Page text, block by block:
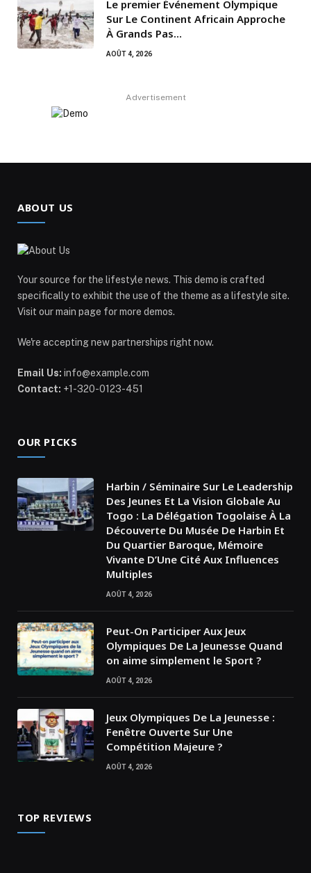
Le premier Événement Olympique
Sur Le Continent Africain Approche
À Grands Pas…
AOÛT 4, 2026
Advertisement
ABOUT US
Your source for the lifestyle news. This demo is crafted
specifically to exhibit the use of the theme as a lifestyle site.
Visit our main page for more demos.
We're accepting new partnerships right now.
Email Us: info@example.com
Contact: +1-320-0123-451
OUR PICKS
Harbin / Séminaire Sur Le Leadership
Des Jeunes Et La Vision Globale Au
Togo : La Délégation Togolaise À La
Découverte Du Musée De Harbin Et
Du Quartier Baroque, Mémoire
Vivante D’Une Cité Aux Influences
Multiples
AOÛT 4, 2026
Peut-On Participer Aux Jeux
Olympiques De La Jeunesse Quand
on aime simplement le Sport ?
AOÛT 4, 2026
Jeux Olympiques De La Jeunesse :
Fenêtre Ouverte Sur Une
Compétition Majeure ?
AOÛT 4, 2026
TOP REVIEWS